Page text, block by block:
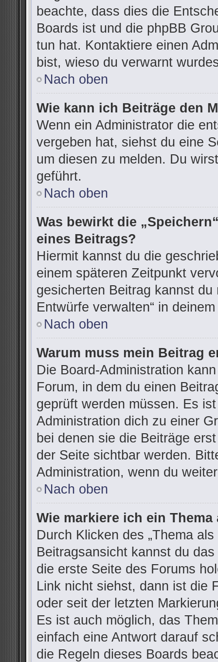
beachte, dass dies die
Boards ist und die phpBB
tun hat. Kontaktiere einen
bist, wieso du verwarnt
Nach oben
Wie kann ich Beiträge den
Wenn ein Administrator die
vergeben hat, siehst du eine
um diesen zu melden. Du
geführt.
Nach oben
Was bewirkt die
eines Beitrags?
Hiermit kannst du die
einem späteren Zeitpunkt
gesicherten Beitrag kannst
Entwürfe verwalten“ in
Nach oben
Warum muss mein Beitrag
Die Board-Administration
Forum, in dem du einen
geprüft werden müssen. Es
Administration dich zu einer
bei denen sie die Beiträge
der Seite sichtbar werden.
Administration, wenn du
Nach oben
Wie markiere ich ein Thema
Durch Klicken des „Thema
Beitragsansicht kannst du
die erste Seite des Forums
Link nicht siehst, dann ist die
oder seit der letzten
Es ist auch möglich, das
einfach eine Antwort darauf
die Regeln dieses Boards